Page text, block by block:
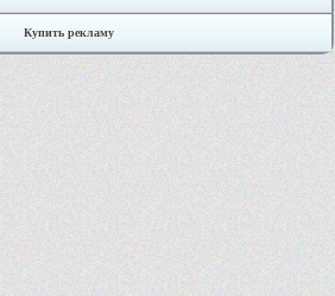
Купить рекламу